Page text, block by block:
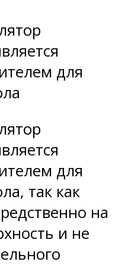
для
для
так как
на
и не